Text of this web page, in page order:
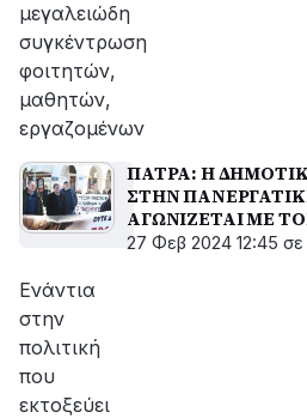
μεγαλειώδη
συγκέντρωση
φοιτητών,
μαθητών,
εργαζομένων
ΠΑΤΡΑ: Η
ΣΤΗΝ
ΑΓΩΝΙΖΕΤΑΙ ΜΕ
''ΤΑ ΚΕΡΔΗ ΤΟΥΣ Ή
27 Φεβ 2024 12:45 σε
Ενάντια
στην
πολιτική
που
εκτοξεύει